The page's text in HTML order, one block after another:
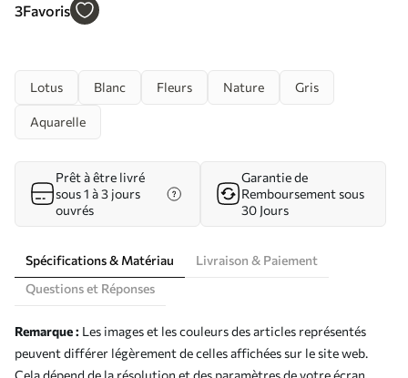
pastel sur un fond aquarellé abstrait et brumeux Nr
3Favoris
Lotus Blanc Fleurs Nature Gris
Aquarelle
Prêt à être livré
sous 1 à 3 jours
ouvrés
Garantie de
Remboursement sous
30 Jours
Spécifications & Matériau
Livraison & Paiement
Questions et Réponses
Remarque : Les images et les couleurs des articles représentés
peuvent différer légèrement de celles affichées sur le site web.
Cela dépend de la résolution et des paramètres de votre écran,